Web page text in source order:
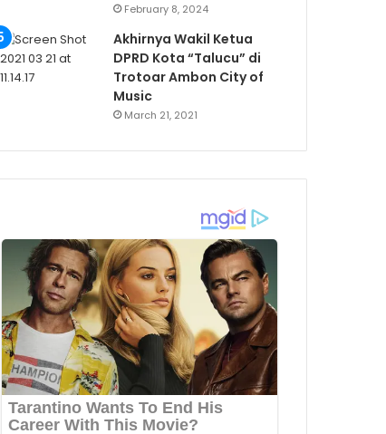
February 8, 2024
Akhirnya Wakil Ketua
DPRD Kota “Talucu” di
Trotoar Ambon City of
Music
March 21, 2021